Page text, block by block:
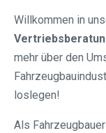
Willkommen in
mehr über den
loslegen!
Als